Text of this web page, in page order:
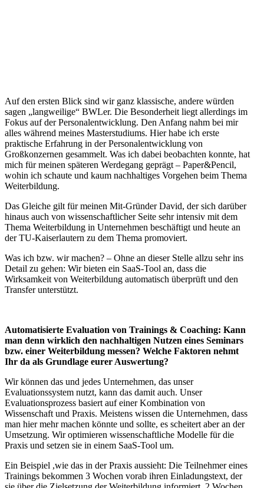
Auf den ersten Blick sind wir ganz klassische, andere würden
sagen „langweilige“ BWLer. Die Besonderheit liegt allerdings im
Fokus auf der Personalentwicklung. Den Anfang nahm bei mir
alles während meines Masterstudiums. Hier habe ich erste
praktische Erfahrung in der Personalentwicklung von
Großkonzernen gesammelt. Was ich dabei beobachten konnte, hat
mich für meinen späteren Werdegang geprägt – Paper&Pencil,
wohin ich schaute und kaum nachhaltiges Vorgehen beim Thema
Weiterbildung.
Das Gleiche gilt für meinen Mit-Gründer David, der sich darüber
hinaus auch von wissenschaftlicher Seite sehr intensiv mit dem
Thema Weiterbildung in Unternehmen beschäftigt und heute an
der TU-Kaiserlautern zu dem Thema promoviert.
Was ich bzw. wir machen? – Ohne an dieser Stelle allzu sehr ins
Detail zu gehen: Wir bieten ein SaaS-Tool an, dass die
Wirksamkeit von Weiterbildung automatisch überprüft und den
Transfer unterstützt.
Automatisierte Evaluation von Trainings & Coaching: Kann
man denn wirklich den nachhaltigen Nutzen eines Seminars
bzw. einer Weiterbildung messen? Welche Faktoren nehmt
Ihr da als Grundlage eurer Auswertung?
Wir können das und jedes Unternehmen, das unser
Evaluationssystem nutzt, kann das damit auch. Unser
Evaluationsprozess basiert auf einer Kombination von
Wissenschaft und Praxis. Meistens wissen die Unternehmen, dass
man hier mehr machen könnte und sollte, es scheitert aber an der
Umsetzung. Wir optimieren wissenschaftliche Modelle für die
Praxis und setzen sie in einem SaaS-Tool um.
Ein Beispiel ,wie das in der Praxis aussieht: Die Teilnehmer eines
Trainings bekommen 3 Wochen vorab ihren Einladungstext, der